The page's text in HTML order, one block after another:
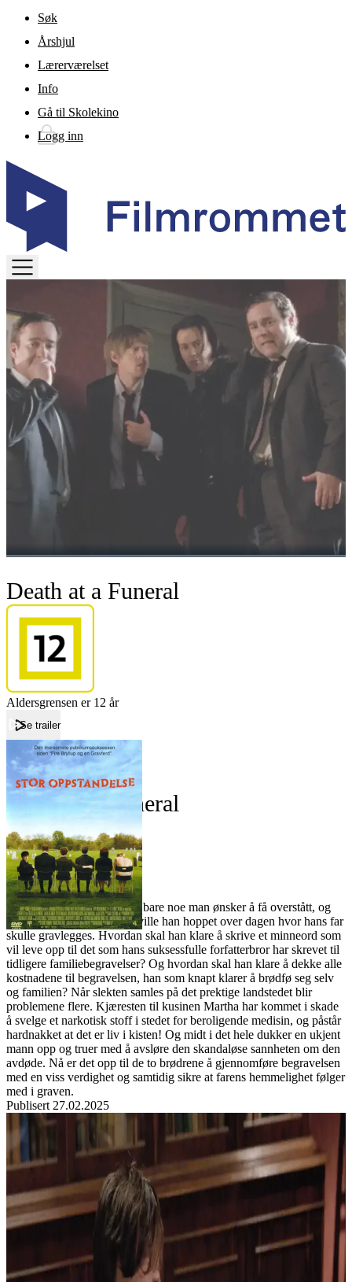
Gå til hovedinnhold
Søk
Årshjul
Lærerværelset
Info
Gå til Skolekino
Logg inn
Death at a Funeral
Aldersgrensen er 12 år
Se trailer
ForsideDeath at a Funeral
Death at a Funeral
Film
Forfatter:
Leverandør:
Norgesfilm AS
Lisens:
For de fleste er begravelser bare noe man ønsker å få overstått, og
hvis det var opp til Daniel ville han hoppet over dagen hvor hans far
skulle gravlegges. Hvordan skal han klare å skrive et minneord som
vil leve opp til det som hans suksessfulle forfatterbror har skrevet til
tidligere familiebegravelser? Og hvordan skal han klare å dekke alle
kostnadene til begravelsen, han som knapt klarer å brødfø seg selv
og familien? Når slekten samles på det prektige landstedet blir
problemene flere. Kjæresten til kusinen Martha har kommet i skade
å svelge et narkotisk stoff i stedet for beroligende medisin, og påstår
hardnakket at det er liv i kisten! Og midt i det hele dukker en ukjent
mann opp og truer med å avsløre den skandaløse sannheten om den
avdøde. Nå er det opp til de to brødrene å gjennomføre begravelsen
med en viss verdighet og samtidig sikre at farens hemmelighet følger
med i graven.
Publisert 27.02.2025